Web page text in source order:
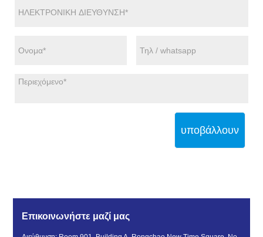
υποβάλλουν
Επικοινωνήστε μαζί μας